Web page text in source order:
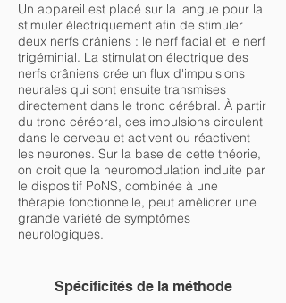
Un appareil est placé sur la langue pour la
stimuler électriquement afin de stimuler
deux nerfs crâniens : le nerf facial et le nerf
trigéminial. La stimulation électrique des
nerfs crâniens crée un flux d'impulsions
neurales qui sont ensuite transmises
directement dans le tronc cérébral. À partir
du tronc cérébral, ces impulsions circulent
dans le cerveau et activent ou réactivent
les neurones. Sur la base de cette théorie,
on croit que la neuromodulation induite par
le dispositif PoNS, combinée à une
thérapie fonctionnelle, peut améliorer une
grande variété de symptômes
neurologiques.
Spécificités de la méthode